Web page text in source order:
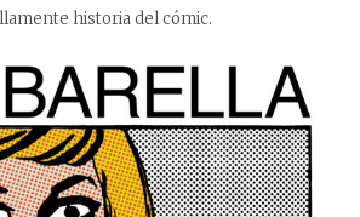
historia del cómic.